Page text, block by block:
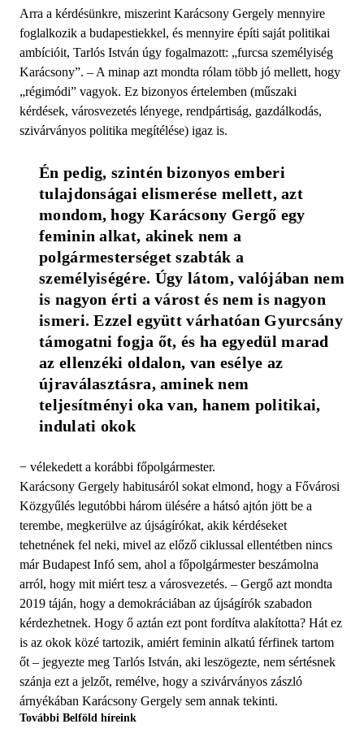
Arra a kérdésünkre, miszerint Karácsony Gergely mennyire
foglalkozik a budapestiekkel, és mennyire építi saját politikai
ambícióit, Tarlós István úgy fogalmazott: „furcsa személyiség
Karácsony”. – A minap azt mondta rólam több jó mellett, hogy
„régimódi” vagyok. Ez bizonyos értelemben (műszaki
kérdések, városvezetés lényege, rendpártiság, gazdálkodás,
szivárványos politika megítélése) igaz is.
Én pedig, szintén bizonyos emberi
tulajdonságai elismerése mellett, azt
mondom, hogy Karácsony Gergő egy
feminin alkat, akinek nem a
polgármesterséget szabták a
személyiségére. Úgy látom, valójában nem
is nagyon érti a várost és nem is nagyon
ismeri. Ezzel együtt várhatóan Gyurcsány
támogatni fogja őt, és ha egyedül marad
az ellenzéki oldalon, van esélye az
újraválasztásra, aminek nem
teljesítményi oka van, hanem politikai,
indulati okok
− vélekedett a korábbi főpolgármester.
Karácsony Gergely habitusáról sokat elmond, hogy a Fővárosi
Közgyűlés legutóbbi három ülésére a hátsó ajtón jött be a
terembe, megkerülve az újságírókat, akik kérdéseket
tehetnének fel neki, mivel az előző ciklussal ellentétben nincs
már Budapest Infó sem, ahol a főpolgármester beszámolna
arról, hogy mit miért tesz a városvezetés. – Gergő azt mondta
2019 táján, hogy a demokráciában az újságírók szabadon
kérdezhetnek. Hogy ő aztán ezt pont fordítva alakította? Hát ez
is az okok közé tartozik, amiért feminin alkatú férfinek tartom
őt – jegyezte meg Tarlós István, aki leszögezte, nem sértésnek
szánja ezt a jelzőt, remélve, hogy a szivárványos zászló
árnyékában Karácsony Gergely sem annak tekinti.
További Belföld híreink